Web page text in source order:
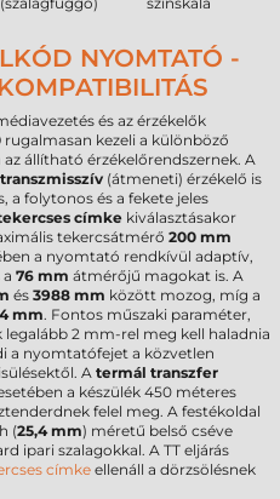
NYOMTATÓ -
és az érzékelők
rugalmasan kezeli a különböző
állítható érzékelőrendszernek. A
transzmisszív (átmeneti) érzékelő is
a folytonos és a fekete jeles
címke kiválasztásakor
tekercsátmérő 200 mm
a nyomtató rendkívül adaptív,
a 76 mm átmérőjű magokat is. A
és 3988 mm között mozog, míg a
mm. Fontos műszaki paraméter,
legalább 2 mm-rel meg kell haladnia
a nyomtatófejet a közvetlen
A termál transzfer
a készülék 450 méteres
felel meg. A festékoldal
(25,4 mm) méretű belső cséve
ipari szalagokkal. A TT eljárás
címke ellenáll a dörzsölésnek